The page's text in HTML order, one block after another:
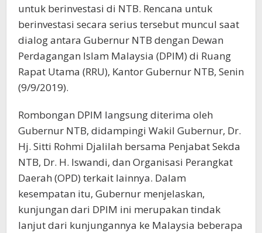
untuk berinvestasi di NTB. Rencana untuk
berinvestasi secara serius tersebut muncul saat
dialog antara Gubernur NTB dengan Dewan
Perdagangan Islam Malaysia (DPIM) di Ruang
Rapat Utama (RRU), Kantor Gubernur NTB, Senin
(9/9/2019).
Rombongan DPIM langsung diterima oleh
Gubernur NTB, didampingi Wakil Gubernur, Dr.
Hj. Sitti Rohmi Djalilah bersama Penjabat Sekda
NTB, Dr. H. Iswandi, dan Organisasi Perangkat
Daerah (OPD) terkait lainnya. Dalam
kesempatan itu, Gubernur menjelaskan,
kunjungan dari DPIM ini merupakan tindak
lanjut dari kunjungannya ke Malaysia beberapa